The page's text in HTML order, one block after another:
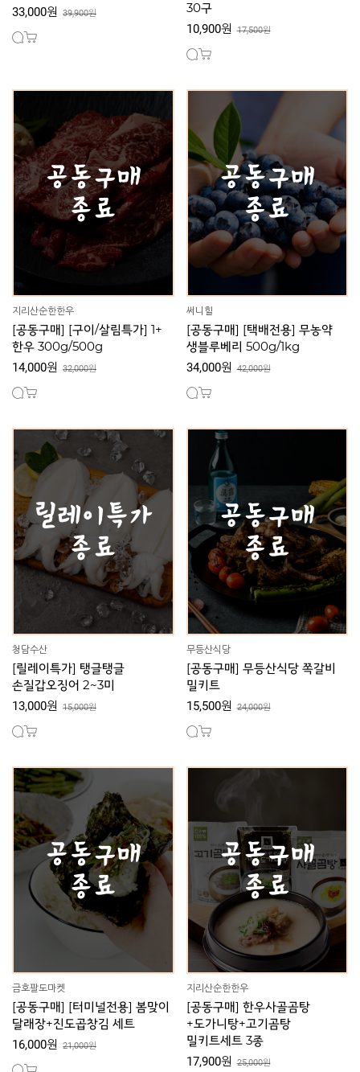
33,000원 39,900원 30구
10,900원 17,500원
지리산순한한우
[공동구매] [구이/살림특가] 1+
한우 300g/500g
14,000원 32,000원
써니힐
[공동구매] [택배전용] 무농약
생블루베리 500g/1kg
34,000원 42,000원
청담수산
[릴레이특가] 탱글탱글
손질갑오징어 2~3미
13,000원 15,000원
무등산식당
[공동구매] 무등산식당 쪽갈비
밀키트
15,500원 24,000원
금호팔도마켓
[공동구매] [터미널전용] 봄맞이
달래장+진도곱창김 세트
16,000원 21,000원
지리산순한한우
[공동구매] 한우사골곰탕
+도가니탕+고기곰탕
밀키트세트 3종
17,900원 25,000원